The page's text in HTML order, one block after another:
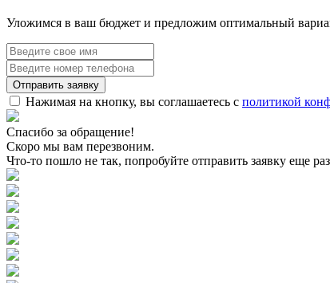
Уложимся в ваш бюджет и предложим оптимальный
Нажимая на кнопку, вы соглашаетесь с политикой
Спасибо за обращение!
Скоро мы вам перезвоним.
Что-то пошло не так, попробуйте отправить заявку еще